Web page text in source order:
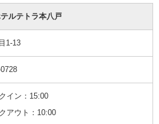
ルテトラ本八戸
1-13
イン：15:00
アウト：10:00